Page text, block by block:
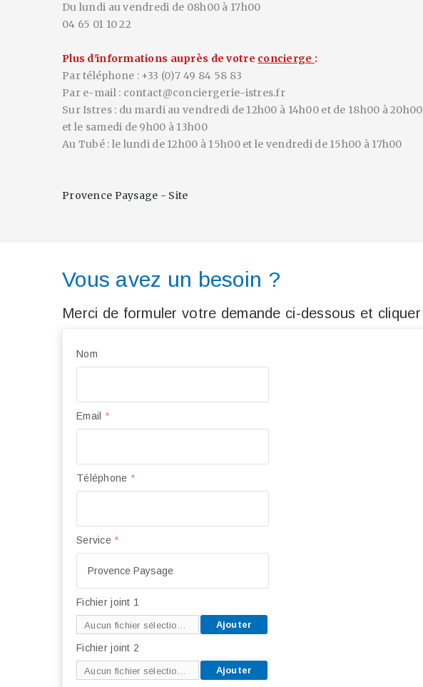
Du lundi au vendredi de 08h00 à 17h00
04 65 01 10 22
Plus d'informations auprès de votre concierge :
Par téléphone : +33 (0)7 49 84 58 83
Par e-mail : contact@conciergerie-istres.fr
Sur Istres : du mardi au vendredi de 12h00 à 14h00 et de 18h00 à 20h00
et le samedi de 9h00 à 13h00
Au Tubé : le lundi de 12h00 à 15h00 et le vendredi de 15h00 à 17h00
Provence Paysage - Site
Vous avez un besoin ?
Merci de formuler votre demande ci-dessous et
Nom
Email *
Téléphone *
Service *
Fichier joint 1
Aucun fichier sélectionné Ajouter
Fichier joint 2
Aucun fichier sélectionné Ajouter